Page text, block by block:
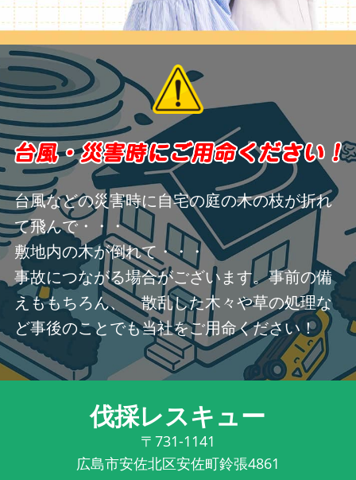
台風などの災害時に自宅の庭の木の枝が折れ
て飛んで・・・
敷地内の木が倒れて・・・
事故につながる場合がございます。事前の備
えももちろん、 散乱した木々や草の処理な
ど事後のことでも当社をご用命ください！
伐採レスキュー
〒731-1141
広島市安佐北区安佐町鈴張4861